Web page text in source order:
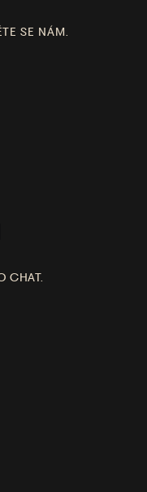
SE NÁM.
CHAT.